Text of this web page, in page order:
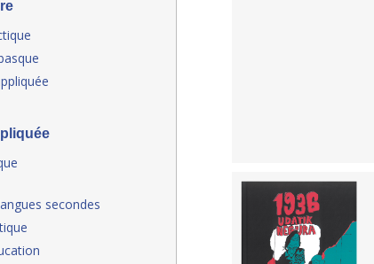
secondes